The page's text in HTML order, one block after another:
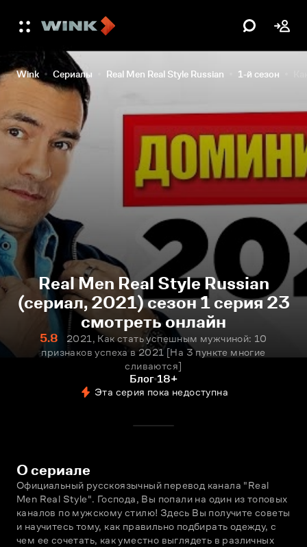
Wink Сериалы Real Men Real Style Russian 1-й сезон
Real Men Real Style Russian
(сериал, 2021) сезон 1 серия 23
смотреть онлайн
5.8
2021, Как стать успешным мужчиной: 10
признаков успеха в 2021 [На 3 пункте многие
сливаются]
Блог 18+
Эта серия пока недоступна
О сериале
Официальный русскоязычный перевод канала "Real
Men Real Style". Господа, Вы попали на один из топовых
каналов по мужскому стилю! Здесь Вы получите советы
и научитесь тому, как правильно подбирать одежду, с
чем ее сочетать, как уместно выглядеть в различных